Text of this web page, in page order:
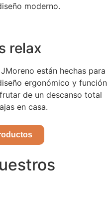
moderno.
relax
están hechas para
ergonómico y función
de un descanso total
en casa.